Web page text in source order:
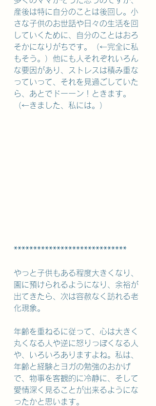
産後は特に自分のことは後回し。小
さな子供のお世話や日々の生活を回
していくために、自分のことはおろ
そかになりがちです。（←完全に私
もそう。）他にも人それぞれいろん
な要因があり、ストレスは積み重な
っていって、それを見過ごしていた
ら、あとでドーーン！ときます。
（←きました、私には。）
*****************************
やっと子供もある程度大きくなり、
園に預けられるようになり、余裕が
出てきたら、次は容赦なく訪れる老
化現象。
年齢を重ねるに従って、心は大きく
丸くなる人や逆に怒りっぽくなる人
や、いろいろありますよね。私は、
年齢と経験とヨガの勉強のおかげ
で、物事を客観的に冷静に、そして
愛情深く見ることが出来るようにな
ったかと思います。